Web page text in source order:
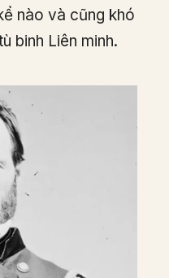
nào và cũng khó
binh Liên minh.